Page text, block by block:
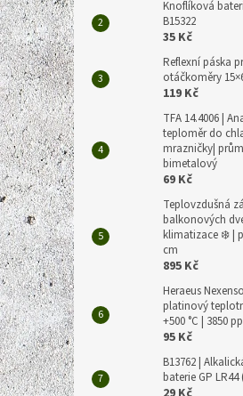
Knoflíková
B15322
35 Kč
Reflexní páska
otáčkoměry
119 Kč
TFA 14.4006 |
teploměr do
mrazničky|
bimetalový
69 Kč
Teplovzdušná
balkonových
klimatizace ❄️ |
cm
895 Kč
Heraeus
platinový
+500 °C | 3850
95 Kč
B13762 |
baterie GP LR44